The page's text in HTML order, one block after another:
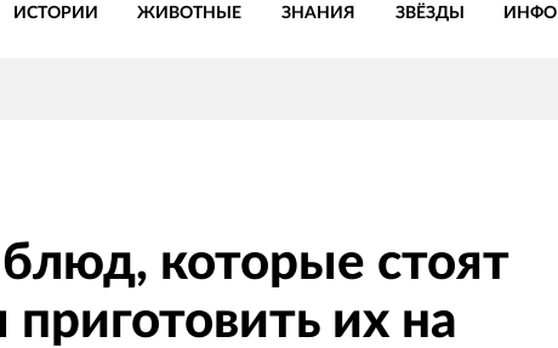
ИСТОРИИ ЖИВОТНЫЕ ЗНАНИЯ ЗВЁЗДЫ ИНФО
которые стоят
приготовить их на